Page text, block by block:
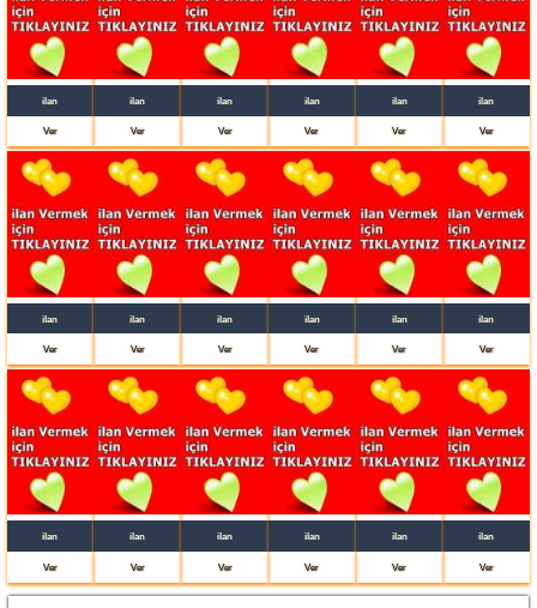
ilan
Ver
ilan
Ver
ilan
Ver
ilan
Ver
ilan
Ver
ilan
Ver
ilan
Ver
ilan
Ver
ilan
Ver
ilan
Ver
ilan
Ver
ilan
Ver
ilan
Ver
ilan
Ver
ilan
Ver
ilan
Ver
ilan
Ver
ilan
Ver